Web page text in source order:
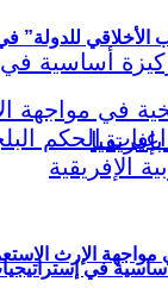
في
الأخلاقي للدولة”
مواجهة الإرث